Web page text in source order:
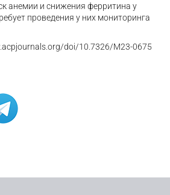
анемии и снижения ферритина у
проведения у них мониторинга
doi/10.7326/M23-0675